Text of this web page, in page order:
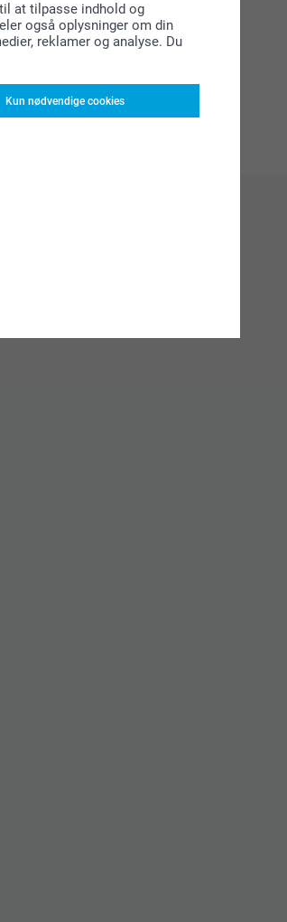
at tilpasse indhold og
også oplysninger om din
reklamer og analyse. Du
Kun nødvendige cookies